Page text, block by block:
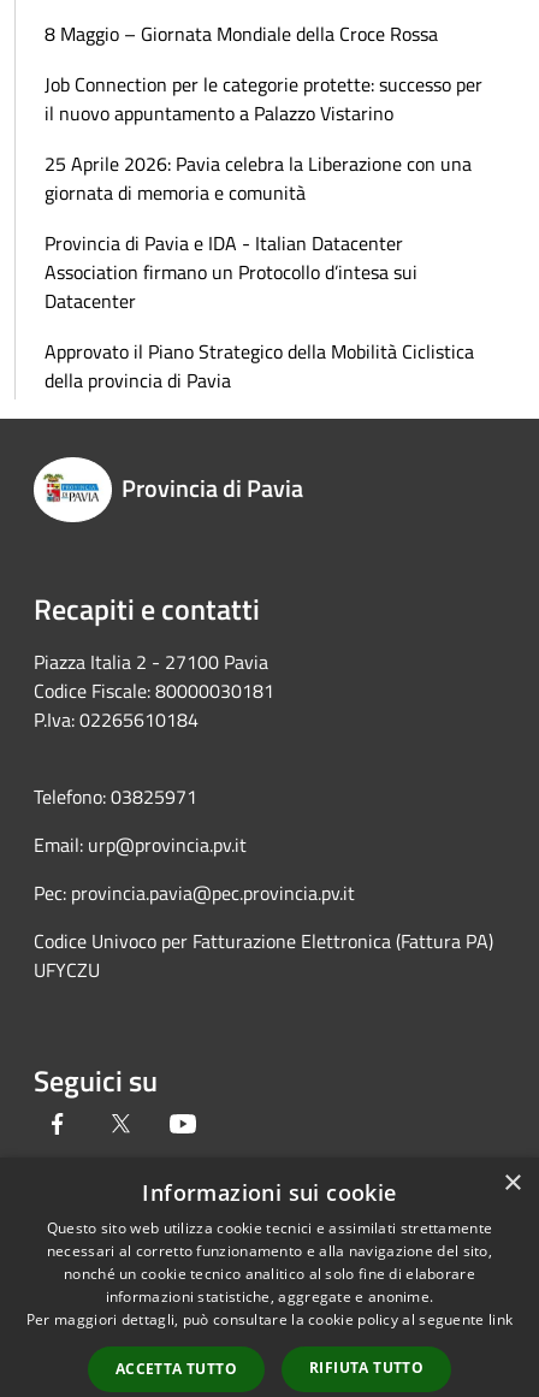
8 Maggio – Giornata Mondiale della Croce Rossa
Job Connection per le categorie protette: successo per
il nuovo appuntamento a Palazzo Vistarino
25 Aprile 2026: Pavia celebra la Liberazione con una
giornata di memoria e comunità
Provincia di Pavia e IDA - Italian Datacenter
Association firmano un Protocollo d’intesa sui
Datacenter
Approvato il Piano Strategico della Mobilità Ciclistica
della provincia di Pavia
Provincia di Pavia
Recapiti e contatti
Piazza Italia 2 - 27100 Pavia
Codice Fiscale: 80000030181
P.Iva: 02265610184
Telefono: 03825971
Email: urp@provincia.pv.it
Pec: provincia.pavia@pec.provincia.pv.it
Codice Univoco per Fatturazione Elettronica (Fattura PA)
UFYCZU
Seguici su
Facebook Twitter
RSS
Accessibilità
Cookie
Mappa del sito
Copyright © 2026 • Provincia di
Pavia • Powered by
Municipium•Accesso
redazione
×
Informazioni sui cookie
Questo sito web utilizza cookie tecnici e assimilati strettamente
necessari al corretto funzionamento e alla navigazione del sito,
nonché un cookie tecnico analitico al solo fine di elaborare
informazioni statistiche, aggregate e anonime.
Per maggiori dettagli, può consultare la cookie policy al seguente link
ACCETTA TUTTO RIFIUTA TUTTO